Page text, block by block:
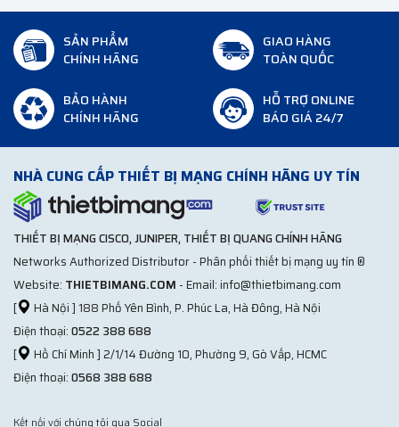
SẢN PHẨM
CHÍNH HÃNG
GIAO HÀNG
TOÀN QUỐC
BẢO HÀNH
CHÍNH HÃNG
HỖ TRỢ ONLINE
BÁO GIÁ 24/7
NHÀ CUNG CẤP THIẾT BỊ MẠNG CHÍNH HÃNG UY TÍN
THIẾT BỊ MẠNG CISCO, JUNIPER, THIẾT BỊ QUANG CHÍNH HÃNG
Networks Authorized Distributor - Phân phối thiết bị mạng uy tín ®
Website: THIETBIMANG.COM - Email: info@thietbimang.com
[
Hà Nội ] 188 Phố Yên Bình, P. Phúc La, Hà Đông, Hà Nội
Điện thoại:0522 388 688
[
Hồ Chí Minh ] 2/1/14 Đường 10, Phường 9, Gò Vấp, HCMC
Điện thoại:0568 388 688
Kết nối với chúng tôi qua Social